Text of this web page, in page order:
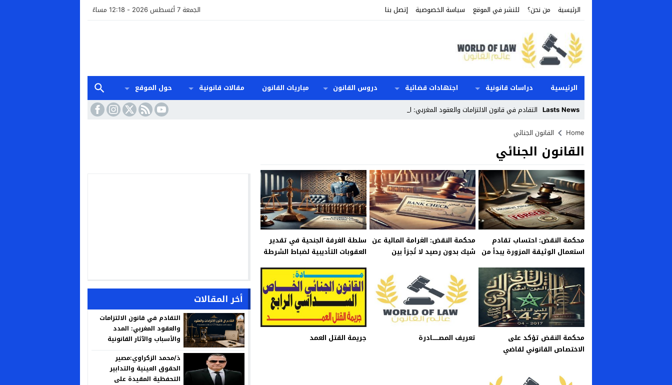
الرئيسية من نحن؟ للنشر في الموقع سياسة الخصوصية إتصل بنا الجمعة 7 أغسطس 2026 - 12:18 مساءً
الرئيسية دراسات قانونية اجتهادات قضائية دروس القانون مباريات القانون مقالات قانونية
حول الموقع
Lasts News التقادم في قانون الالتزامات والعقود المغربي: المدد _
Stop
Previous
Next
Home القانون الجنائي
القانون الجنائي
محكمة النقض: احتساب تقادم
استعمال الوثيقة المزورة يبدأ من
محكمة النقض: الغرامة المالية عن
شيك بدون رصيد لا تُجزأ بين
سلطة الغرفة الجنحية في تقدير
العقوبات التأديبية لضباط الشرطة
محكمة النقض تؤكد على
الاختصاص القانوني لقاضي
تعريف المصــــــادرة جريمة القتل العمد
أخر المقالات
التقادم في قانون الالتزامات
والعقود المغربي: المدد
والأسباب والآثار القانونية
ذ/محمد الزكراوي:مصير
الحقوق العينية والتدابير
التحفظية المقيدة على